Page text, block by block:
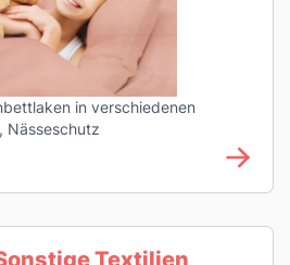
in verschiedenen
Nässeschutz
Textilien